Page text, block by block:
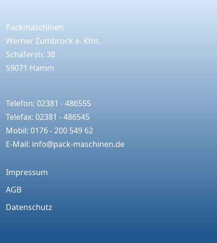
Packmaschinen
Werner Zumbrock e. Kfm.
Schäferstr. 38
59071 Hamm
Telefon: 02381 - 486555
Telefax: 02381 - 486545
Mobil: 0176 - 200 549 62
E-Mail: info@pack-maschinen.de
Impressum
AGB
Datenschutz